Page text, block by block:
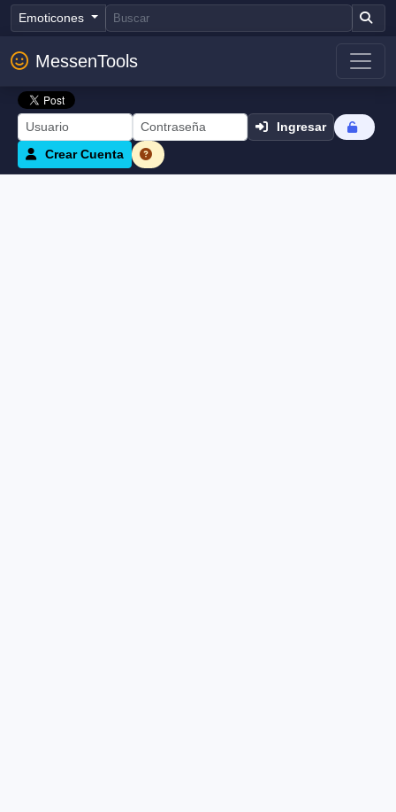
Emoticones
MessenTools
Ingresar
Crear Cuenta